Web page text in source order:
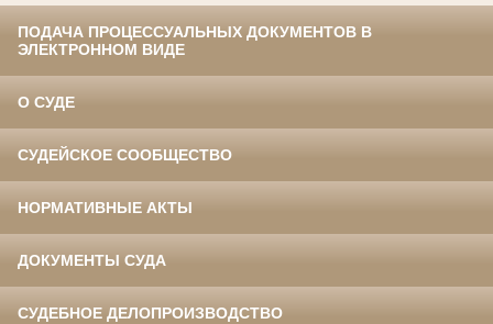
ПОДАЧА ПРОЦЕССУАЛЬНЫХ ДОКУМЕНТОВ В
ЭЛЕКТРОННОМ ВИДЕ
О СУДЕ
СУДЕЙСКОЕ СООБЩЕСТВО
НОРМАТИВНЫЕ АКТЫ
ДОКУМЕНТЫ СУДА
СУДЕБНОЕ ДЕЛОПРОИЗВОДСТВО